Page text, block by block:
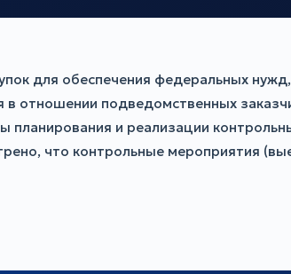
для обеспечения федеральных
отношении подведомственных
и реализации
что контрольные мероприятия